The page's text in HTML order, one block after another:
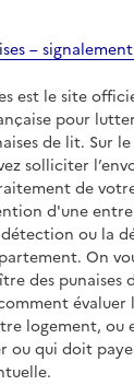
– signalement
est le site
pour
de lit. Sur
solliciter
de
d'une
ou la
On
des punaises
évaluer
logement, ou
ou qui doit